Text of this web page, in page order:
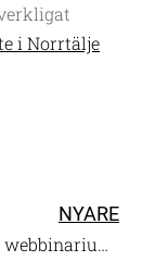
i Norrtälje
NYARE
Sydväst på webbinarium om digital samhällsbyggnad